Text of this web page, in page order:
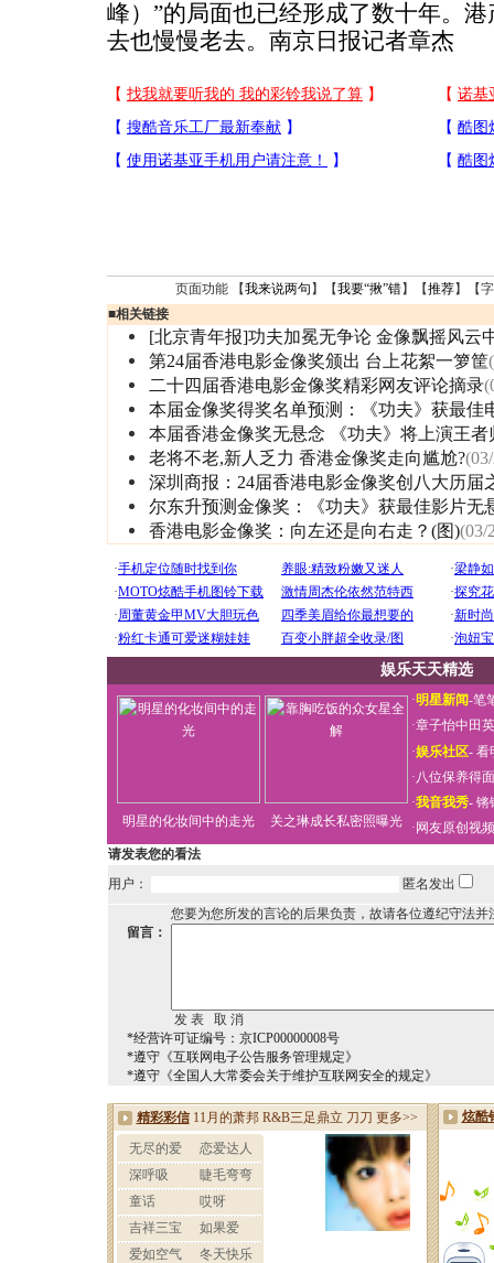
峰）”的局面也已经形成了数十年。
去也慢慢老去。南京日报记者章杰
页面功能 【我来说两句 】【我要“揪”错】【推荐】【
■相关链接
[北京青年报]功夫加冕无争论 金像飘摇风云
第24届香港电影金像奖颁出 台上花絮一箩筐
二十四届香港电影金像奖精彩网友评论摘录
本届金像奖得奖名单预测：《功夫》获最佳
本届香港金像奖无悬念 《功夫》将上演王者
老将不老,新人乏力 香港金像奖走向尴尬?
深圳商报：24届香港电影金像奖创八大历届
尔东升预测金像奖：《功夫》获最佳影片无
香港电影金像奖：向左还是向右走？(图)(03/
娱乐天天精选
明星的化妆间中的走光 关之琳成长私密照曝光
·明星新闻-笔
·章子怡中田
·娱乐社区- 看
·八位保养得
·我音我秀- 锵
· 网友原创视
请发表您的看法
用户：
匿名发出
您要为您所发的言论的后果负责，故请各位遵纪守法并
留言：
*经营许可证编号：京ICP00000008号
*遵守《互联网电子公告服务管理规定》
*遵守《全国人大常委会关于维护互联网安全的规定》